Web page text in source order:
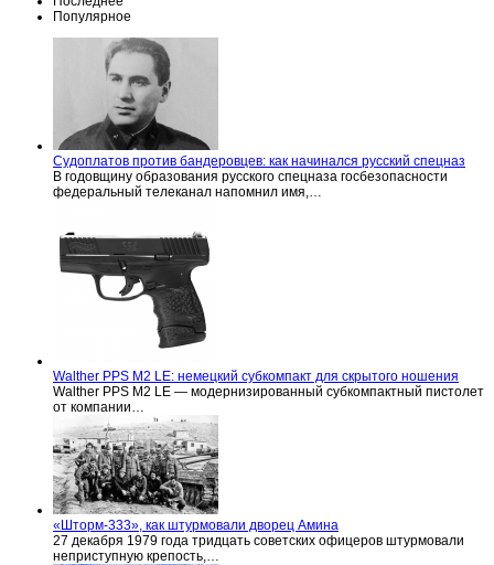
Популярное
Судоплатов против бандеровцев: как начинался русский спецназ
В годовщину образования русского спецназа госбезопасности
федеральный телеканал напомнил имя,…
Walther PPS M2 LE: немецкий субкомпакт для скрытого ношения
Walther PPS M2 LE — модернизированный субкомпактный пистолет
от компании…
«Шторм-333», как штурмовали дворец Амина
27 декабря 1979 года тридцать советских офицеров штурмовали
неприступную крепость,…